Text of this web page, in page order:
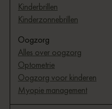
Kinderbrillen
Kinderzonnebrillen
Oogzorg
Alles over oogzorg
Optometrie
Oogzorg voor kinderen
Myopie management